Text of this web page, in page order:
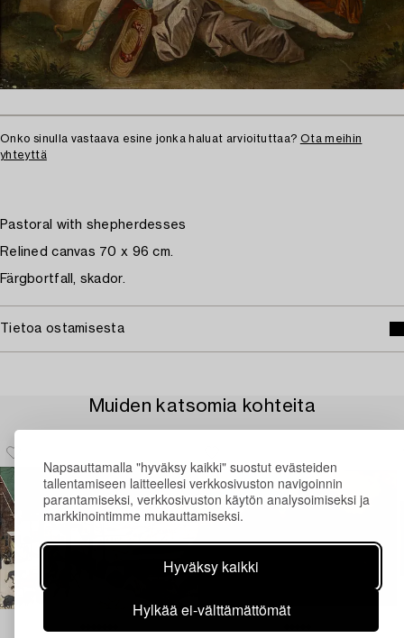
Napsauttamalla "hyväksy kaikki" suostut evästeiden
tallentamiseen laitteellesi verkkosivuston navigoinnin
parantamiseksi, verkkosivuston käytön analysoimiseksi ja
markkinointimme mukauttamiseksi.
Hyväksy kaikki
Hylkää ei-välttämättömät
Onko sinulla vastaava esine jonka haluat arvioituttaa? Ota meihin
yhteyttä
Pastoral with shepherdesses
Relined canvas 70 x 96 cm.
Färgbortfall, skador.
Tietoa ostamisesta
Muiden katsomia kohteita